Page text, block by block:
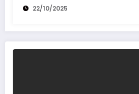
22/10/2025